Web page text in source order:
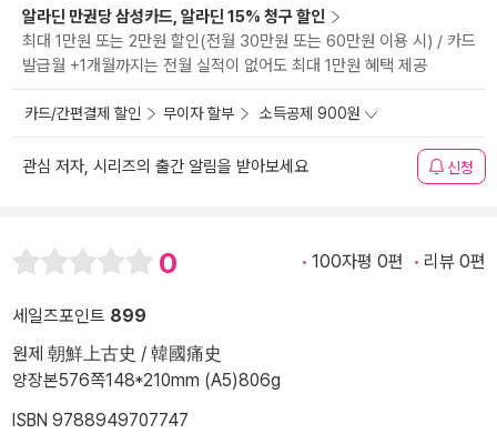
알라딘 만권당 삼성카드, 알라딘 15% 청구 할인
최대 1만원 또는 2만원 할인(전월 30만원 또는 60만원 이용 시) / 카드
발급월 +1개월까지는 전월 실적이 없어도 최대 1만원 혜택 제공
카드/간편결제 할인 무이자 할부 소득공제 900원
관심 저자, 시리즈의 출간 알림을 받아보세요 신청
0 100자평 0편 리뷰 0편
세일즈포인트 899
원제 朝鮮上古史 / 韓國痛史
양장본576쪽148*210mm (A5)806g
ISBN 9788949707747